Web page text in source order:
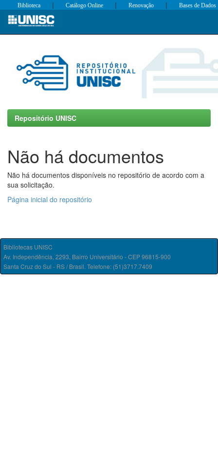
Skip
Biblioteca | Catálogo Online | Renovação | Bases de Dados
Repositório UNISC
Não há documentos
Não há documentos disponíveis no repositório de acordo com a
sua solicitação.
Página inicial do repositório
Bibliotecas UNISC
Av. Independência, 2293, Bairro Universitário - CEP 96815-900
Santa Cruz do Sul - RS / Brasil. Telefone: (51)3717.7409